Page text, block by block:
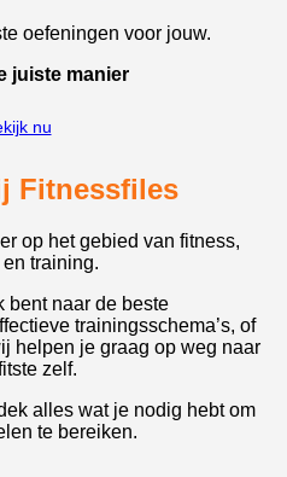
oefeningen voor jouw.
juiste manier
nu
Fitnessfiles
op het gebied van fitness,
training.
bent naar de beste
trainingsschema’s, of
helpen je graag op weg naar
zelf.
alles wat je nodig hebt om
te bereiken.